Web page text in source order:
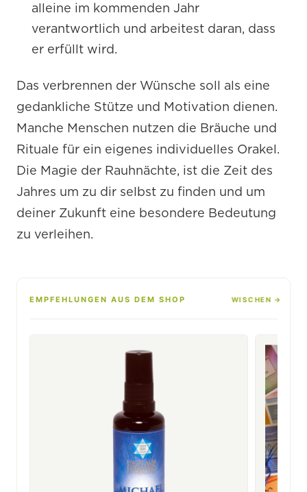
alleine im kommenden Jahr
verantwortlich und arbeitest daran, dass
er erfüllt wird.
Das verbrennen der Wünsche soll als eine
gedankliche Stütze und Motivation dienen.
Manche Menschen nutzen die Bräuche und
Rituale für ein eigenes individuelles Orakel.
Die Magie der Rauhnächte, ist die Zeit des
Jahres um zu dir selbst zu finden und um
deiner Zukunft eine besondere Bedeutung
zu verleihen.
EMPFEHLUNGEN AUS DEM SHOP